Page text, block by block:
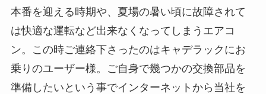
本番を迎える時期や、夏場の暑い頃に故障されて
は快適な運転など出来なくなってしまうエアコ
ン。この時ご連絡下さったのはキャデラックにお
乗りのユーザー様。ご自身で幾つかの交換部品を
準備したいという事でインターネットから当社を